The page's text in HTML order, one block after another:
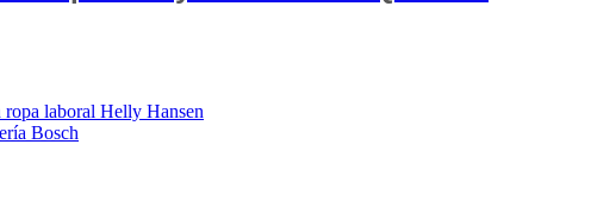
ropa laboral Helly Hansen
Bosch